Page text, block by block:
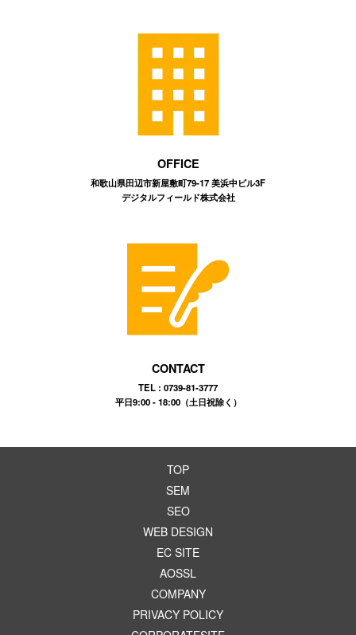
OFFICE
和歌山県田辺市新屋敷町79-17 美浜中ビル3F
デジタルフィールド株式会社
CONTACT
TEL : 0739-81-3777
平日9:00 - 18:00（土日祝除く）
TOP
SEM
SEO
WEB DESIGN
EC SITE
AOSSL
COMPANY
PRIVACY POLICY